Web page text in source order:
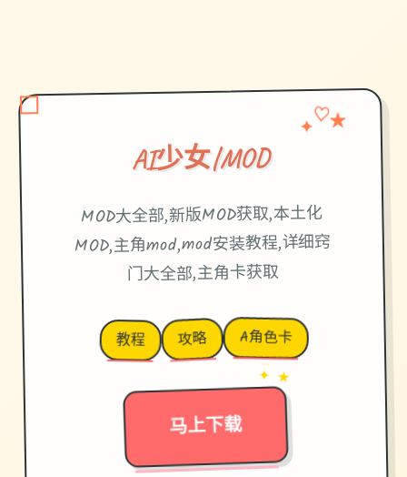
AI少女|MOD
✦♡★
MOD大全部,新版MOD获取,本土化
MOD,主角mod,mod安装教程,详细窍
门大全部,主角卡获取
教程 攻略 A角色卡
马上下载
→
✦ ★